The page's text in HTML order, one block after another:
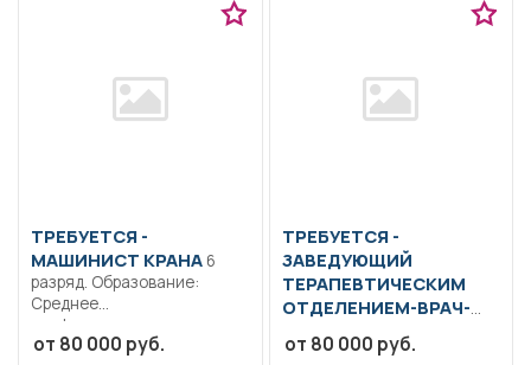
ТРЕБУЕТСЯ -
МАШИНИСТ КРАНА
разряд. Образование:
Среднее
профессиональное..
Управление машинами и
от 80 000 руб.
ТРЕБУЕТСЯ -
ЗАВЕДУЮЩИЙ
ТЕРАПЕВТИЧЕСКИМ
ОТДЕЛЕНИЕМ-ВРАЧ-
Высшее-специалитет,
от 80 000 руб.